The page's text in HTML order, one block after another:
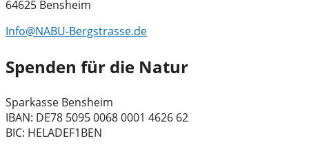
64625 Bensheim
Info@NABU-Bergstrasse.de
Spenden für die Natur
Sparkasse Bensheim
IBAN: DE78 5095 0068 0001 4626 62
BIC: HELADEF1BEN